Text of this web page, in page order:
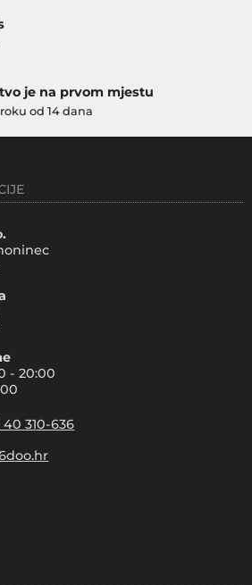
je na prvom mjestu
od 14 dana
- 20:00
40 310-636